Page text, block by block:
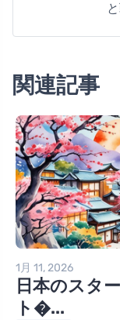
関連記事
1月 11, 2026
日本のスタ
ト�...